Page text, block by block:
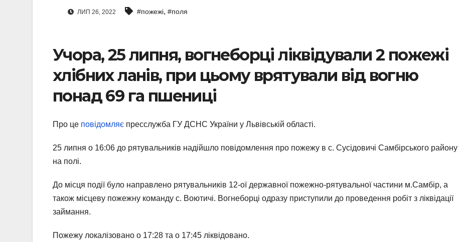
ЛИП 26, 2022 #пожежі, #поля
Учора, 25 липня, вогнеборці ліквідували 2 пожежі
хлібних ланів, при цьому врятували від вогню
понад 69 га пшениці
Про це повідомляє пресслужба ГУ ДСНС України у Львівській області.
25 липня о 16:06 до рятувальників надійшло повідомлення про пожежу в с. Сусідовичі Самбірського району
на полі.
До місця події було направлено рятувальників 12-ої державної пожежно-рятувальної частини м.Самбір, а
також місцеву пожежну команду с. Воютичі. Вогнеборці одразу приступили до проведення робіт з ліквідації
займання.
Пожежу локалізовано о 17:28 та о 17:45 ліквідовано.